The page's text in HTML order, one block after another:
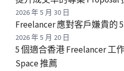
2026 年 5 月 30 日
Freelancer 應對客戶嫌貴的
2026 年 5 月 20 日
5 個適合香港 Freelancer 工
Space 推薦